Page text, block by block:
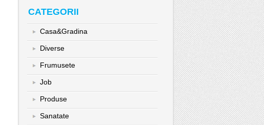
CATEGORII
Casa&Gradina
Diverse
Frumusete
Job
Produse
Sanatate